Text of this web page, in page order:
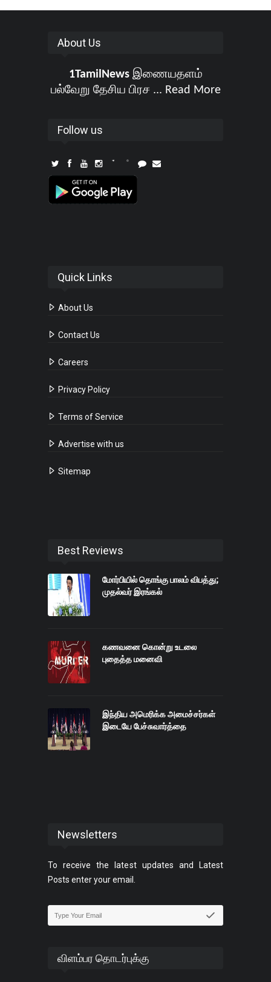
About Us
1TamilNewsஇணையதளம்
பல்வேறு தேசிய பிரச ... Read More
Follow us
Quick Links
About Us
Contact Us
Careers
Privacy Policy
Terms of Service
Advertise with us
Sitemap
Best Reviews
மோர்பியில் தொங்கு பாலம் விபத்து;
முதல்வர் இரங்கல்
கணவனை கொன்று உடலை
புதைத்த மனைவி
இந்திய அமெரிக்க அமைச்சர்கள்
இடையே பேச்சுவார்த்தை
Newsletters
To receive the latest updates and Latest
Posts enter your email.
விளம்பர தொடர்புக்கு